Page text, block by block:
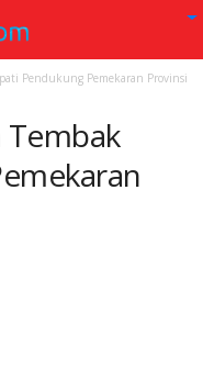
Pendukung Pemekaran Provinsi
Tembak